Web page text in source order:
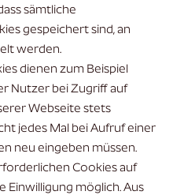
sämtliche
gespeichert sind, an
werden.
dienen zum Beispiel
Nutzer bei Zugriff auf
Webseite stets
jedes Mal bei Aufruf einer
neu eingeben müssen.
Cookies auf
Einwilligung möglich. Aus